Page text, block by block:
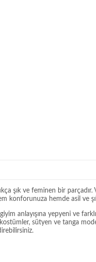
şık ve feminen bir
konforunuza hemde asil ve
giyim anlayışına yepyeni ve
sütyen ve tanga